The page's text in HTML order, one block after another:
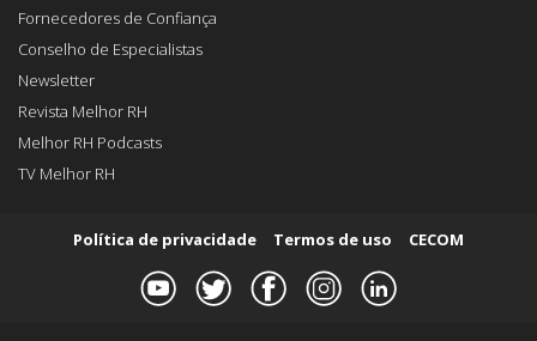
Fornecedores de Confiança
Conselho de Especialistas
Newsletter
Revista Melhor RH
Melhor RH Podcasts
TV Melhor RH
Política de privacidade Termos de uso CECOM